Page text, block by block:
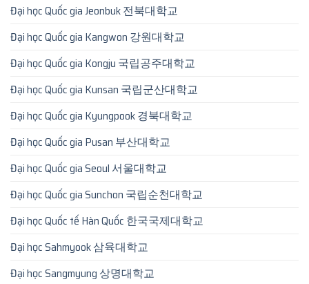
Đại học Quốc gia Jeonbuk 전북대학교
Đại học Quốc gia Kangwon 강원대학교
Đại học Quốc gia Kongju 국립공주대학교
Đại học Quốc gia Kunsan 국립군산대학교
Đại học Quốc gia Kyungpook 경북대학교
Đại học Quốc gia Pusan 부산대학교
Đại học Quốc gia Seoul 서울대학교
Đại học Quốc gia Sunchon 국립순천대학교
Đại học Quốc tế Hàn Quốc 한국국제대학교
Đại học Sahmyook 삼육대학교
Đại học Sangmyung 상명대학교